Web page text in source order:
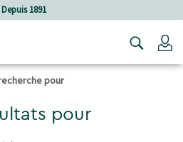
page
Depuis 1891
pour
pour